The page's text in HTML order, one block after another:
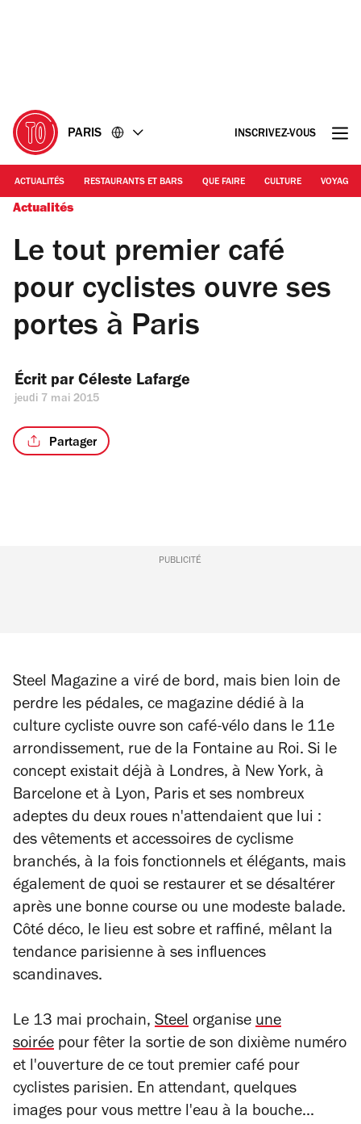
PARIS INSCRIVEZ-VOUS
ACTUALITÉS RESTAURANTS ET BARS QUE FAIRE CULTURE VOYAGE
Actualités
Le tout premier café
pour cyclistes ouvre ses
portes à Paris
Écrit par Céleste Lafarge
jeudi 7 mai 2015
Partager
PUBLICITÉ
Steel Magazine a viré de bord, mais bien loin de
perdre les pédales, ce magazine dédié à la
culture cycliste ouvre son café-vélo dans le 11e
arrondissement, rue de la Fontaine au Roi. Si le
concept existait déjà à Londres, à New York, à
Barcelone et à Lyon, Paris et ses nombreux
adeptes du deux roues n'attendaient que lui :
des vêtements et accessoires de cyclisme
branchés, à la fois fonctionnels et élégants, mais
également de quoi se restaurer et se désaltérer
après une bonne course ou une modeste balade.
Côté déco, le lieu est sobre et raffiné, mêlant la
tendance parisienne à ses influences
scandinaves.
Le 13 mai prochain, Steel organise une
soirée pour fêter la sortie de son dixième numéro
et l'ouverture de ce tout premier café pour
cyclistes parisien. En attendant, quelques
images pour vous mettre l'eau à la bouche...